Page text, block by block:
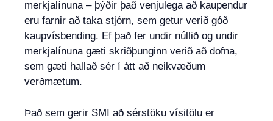
merkjalínuna – þýðir það venjulega að kaupendur
eru farnir að taka stjórn, sem getur verið góð
kaupvísbending. Ef það fer undir núllið og undir
merkjalínuna gæti skriðþunginn verið að dofna,
sem gæti hallað sér í átt að neikvæðum
verðmætum.
Það sem gerir SMI að sérstöku vísitölu er